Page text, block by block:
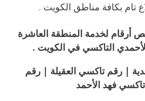
تام بكافة مناطق الكويت .
أرقام لخدمة المنطقة العاشرة
التاكسي في الكويت .
| رقم تاكسي العقيلة | رقم
تاكسي فهد الأحمد